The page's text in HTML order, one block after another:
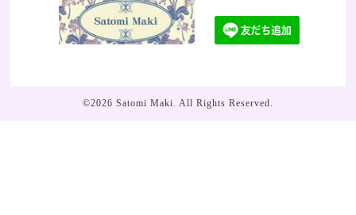
©2026 Satomi Maki. All Rights Reserved.